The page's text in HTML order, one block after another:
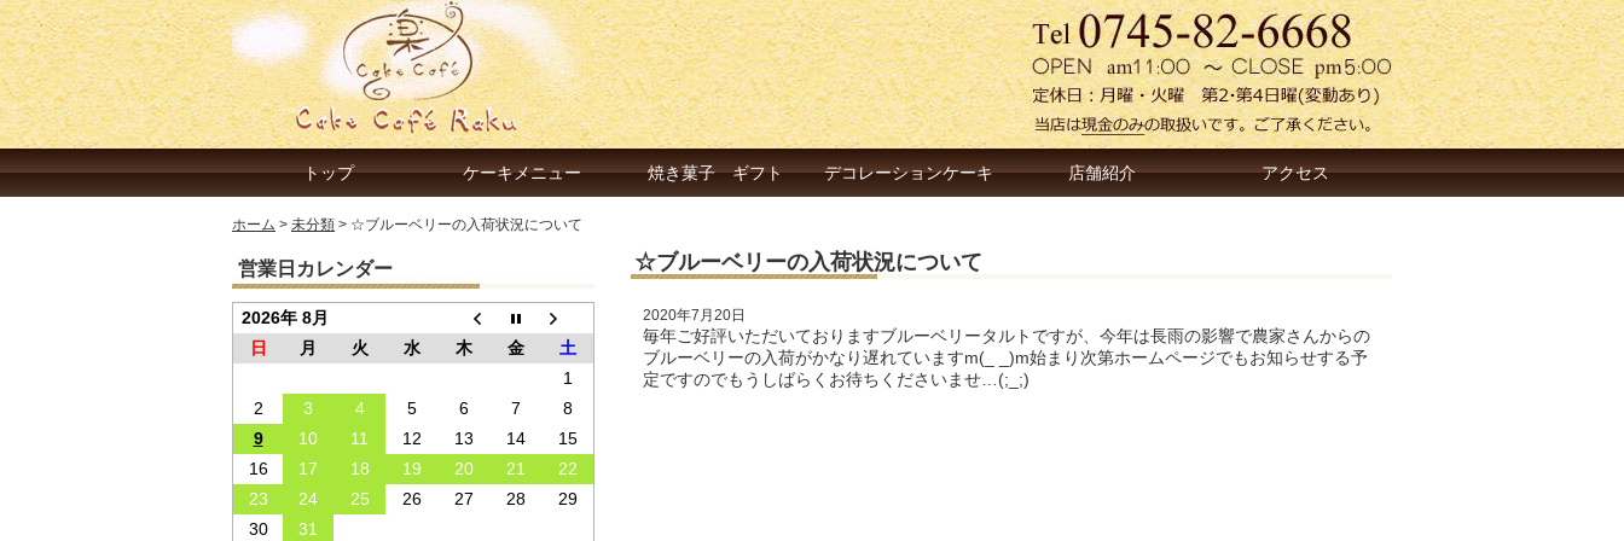
トップ ケーキメニュー 焼き菓子 ギフト デコレーションケーキ 店舗紹介 アクセス
ホーム > 未分類 > ☆ブルーベリーの入荷状況について
☆ブルーベリーの入荷状況について
2020年7月20日
毎年ご好評いただいておりますブルーベリータルトですが、今年は長雨の影響で農家さんからの
ブルーベリーの入荷がかなり遅れていますm(_ _)m始まり次第ホームページでもお知らせする予
定ですのでもうしばらくお待ちくださいませ…(;_;)
営業日カレンダー
2026年 8月
日
月 火 水 木 金
土
1
2
3 4 5 6 7
8
9
10 11 12 13 14
15
16
17 18 19 20 21
22
23
24 25 26 27 28
29
30
31